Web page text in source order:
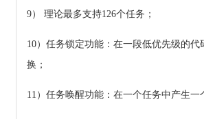
9） 理论最多支持126个任务；
10）任务锁定功能：在一段低优先级的
换；
11）任务唤醒功能：在一个任务中产生